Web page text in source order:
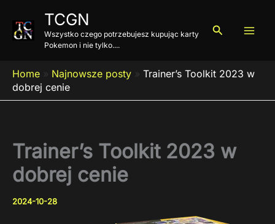
treści
TCGN
Wszystko czego potrzebujesz kupując karty
Pokemon i nie tylko....
Szukaj
Home » Najnowsze posty » Trainer’s Toolkit 2023 w
dobrej cenie
Trainer’s Toolkit 2023 w
dobrej cenie
2024-10-28